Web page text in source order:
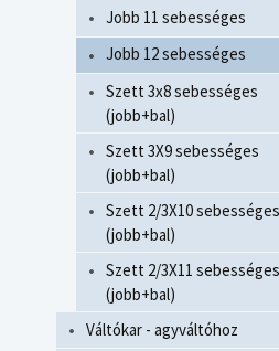
Jobb 11 sebességes
Jobb 12 sebességes
Szett 3x8 sebességes
(jobb+bal)
Szett 3X9 sebességes
(jobb+bal)
Szett 2/3X10 sebességes
(jobb+bal)
Szett 2/3X11 sebességes
(jobb+bal)
Váltókar - agyváltóhoz